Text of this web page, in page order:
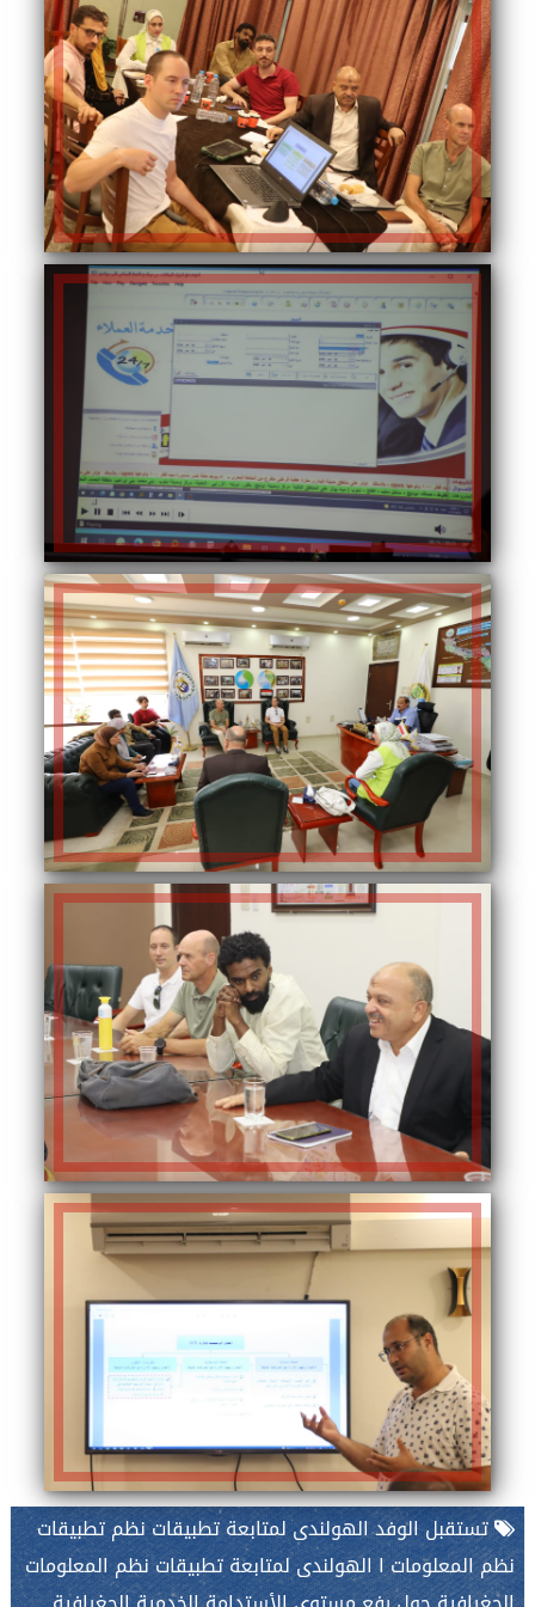
تستقبل الوفد الهولندى لمتابعة تطبيقات نظم تطبيقات
نظم المعلومات ا الهولندى لمتابعة تطبيقات نظم المعلومات